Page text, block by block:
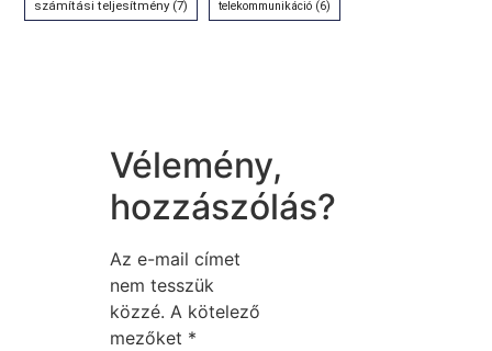
számítási teljesítmény(7) telekommunikáció (6)
Vélemény,
hozzászólás?
Az e-mail címet
nem tesszük
közzé. A kötelező
mezőket *